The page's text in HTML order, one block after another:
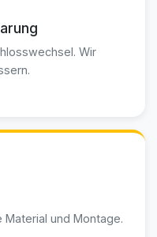
Wir
und Montage.